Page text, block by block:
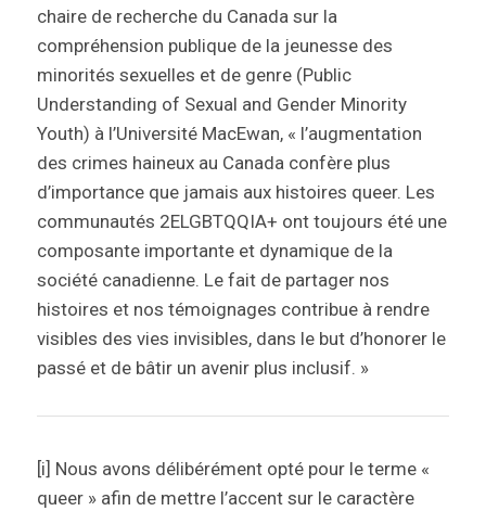
chaire de recherche du Canada sur la
compréhension publique de la jeunesse des
minorités sexuelles et de genre (Public
Understanding of Sexual and Gender Minority
Youth) à l’Université MacEwan, « l’augmentation
des crimes haineux au Canada confère plus
d’importance que jamais aux histoires queer. Les
communautés 2ELGBTQQIA+ ont toujours été une
composante importante et dynamique de la
société canadienne. Le fait de partager nos
histoires et nos témoignages contribue à rendre
visibles des vies invisibles, dans le but d’honorer le
passé et de bâtir un avenir plus inclusif. »
[i] Nous avons délibérément opté pour le terme «
queer » afin de mettre l’accent sur le caractère